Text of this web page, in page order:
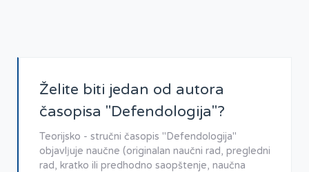
Želite biti jedan od autora
časopisa "Defendologija"?
Teorijsko - stručni časopis "Defendologija"
objavlјuje naučne (originalan naučni rad, pregledni
rad, kratko ili predhodno saopštenje, naučna